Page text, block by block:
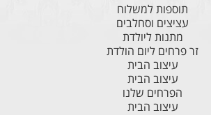
תוספות למשלוח
עציצים וסחלבים
מתנות ליולדת
זר פרחים ליום הולדת
עיצוב הבית
עיצוב הבית
הפרחים שלנו
עיצוב הבית